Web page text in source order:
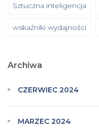
Sztuczna inteligencja
wskaźniki wydajności
Archiwa
CZERWIEC 2024
MARZEC 2024